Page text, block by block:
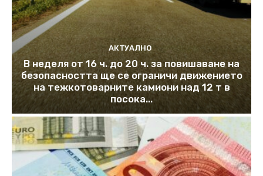
АКТУАЛНО
В неделя от 16 ч. до 20 ч. за повишаване на
безопасността ще се ограничи движението
на тежкотоварните камиони над 12 т в
посока...